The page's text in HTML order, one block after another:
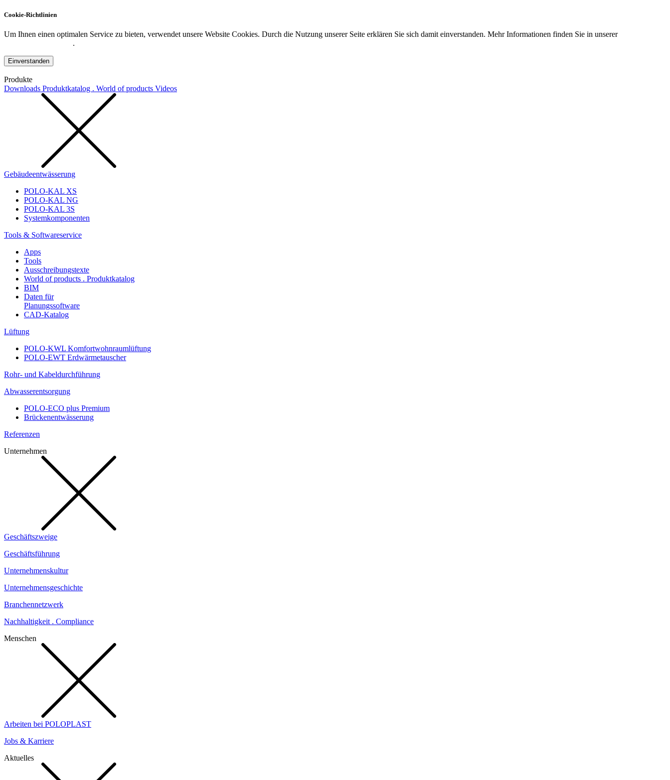
Cookie-Richtlinien
Um Ihnen einen optimalen Service zu bieten, verwendet unsere Website Cookies. Durch die Nutzung unserer Seite erklären Sie sich damit einverstanden. Mehr Informationen finden Sie in unserer
.
Einverstanden
Produkte
Downloads Produktkatalog . World of products Videos
Gebäudeentwässerung
POLO-KAL XS
POLO-KAL NG
POLO-KAL 3S
Systemkomponenten
Tools & Softwareservice
Apps
Tools
Ausschreibungstexte
World of products . Produktkatalog
BIM
Daten für
Planungssoftware
CAD-Katalog
Lüftung
POLO-KWL Komfortwohnraumlüftung
POLO-EWT Erdwärmetauscher
Rohr- und Kabeldurchführung
Abwasserentsorgung
POLO-ECO plus Premium
Brückenentwässerung
Referenzen
Unternehmen
Geschäftszweige
Geschäftsführung
Unternehmenskultur
Unternehmensgeschichte
Branchennetzwerk
Nachhaltigkeit . Compliance
Menschen
Arbeiten bei POLOPLAST
Jobs & Karriere
Aktuelles